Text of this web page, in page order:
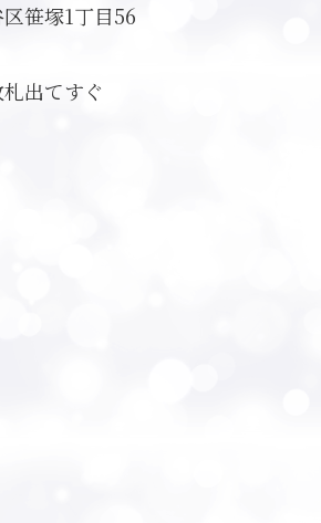
笹塚1丁目56
出てすぐ